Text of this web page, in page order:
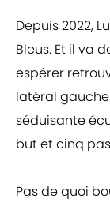
Depuis 2022,
Bleus. Et il va
espérer
latéral
séduisante
but et cinq
Pas de quoi